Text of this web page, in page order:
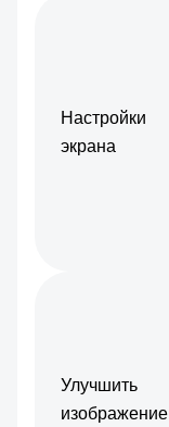
Настройки
экрана
Улучшить
изображение